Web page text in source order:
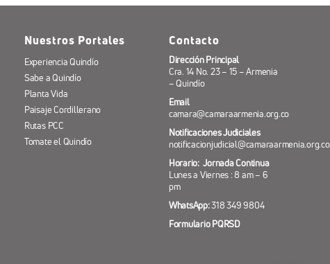
Nuestros Portales
Experiencia Quindío
Sabe a Quindío
Planta Vida
Paisaje Cordillerano
Rutas PCC
Tomate el Quindío
Contacto
Dirección Principal
Cra. 14 No. 23 – 15 – Armenia
– Quindío
Email
camara@camaraarmenia.org.co
Notificaciones Judiciales
notificacionjudicial@camaraarmenia.org.co
Horario: Jornada Continua
Lunes a Viernes : 8 am – 6
pm
WhatsApp:318 349 9804
Formulario PQRSD